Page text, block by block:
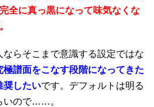
全に真っ黒になって味気なくな
らそこまで意識する設定ではな
極譜面をこなす段階になってきた
奨したいです。デフォルトは明る
いので……。